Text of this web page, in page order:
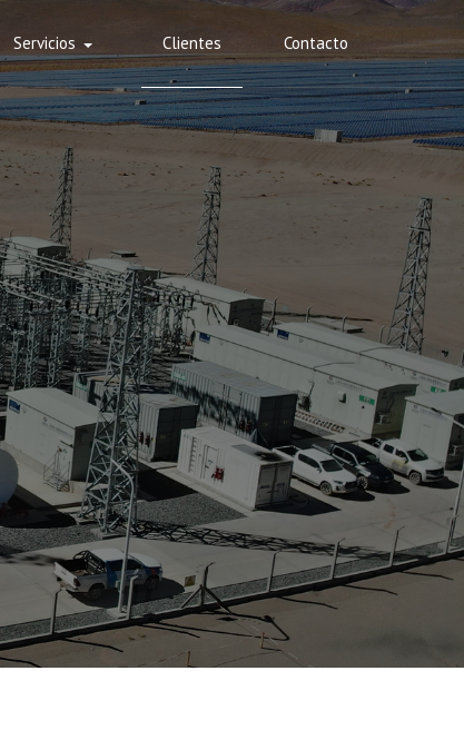
Servicios Clientes Contacto